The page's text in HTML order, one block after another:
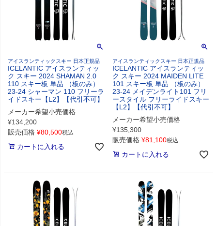
アイスランティックスキー 日本正規品
ICELANTIC アイスランティッ
ク スキー 2024 SHAMAN 2.0
110 スキー板 単品 （板のみ）
23-24 シャーマン 110 フリーラ
イドスキー【L2】【代引不可】
メーカー希望小売価格
¥134,200
販売価格 ¥80,500税込
カートに入れる
アイスランティックスキー 日本正規品
ICELANTIC アイスランティッ
ク スキー 2024 MAIDEN LITE
101 スキー板 単品 （板のみ）
23-24 メイデンライト101 フリ
ースタイル フリーライドスキー
【L2】【代引不可】
メーカー希望小売価格
¥135,300
販売価格 ¥81,100税込
カートに入れる